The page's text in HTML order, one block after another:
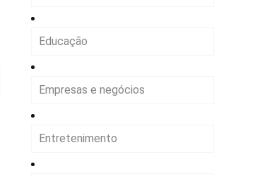
Educação
Empresas e negócios
Entretenimento